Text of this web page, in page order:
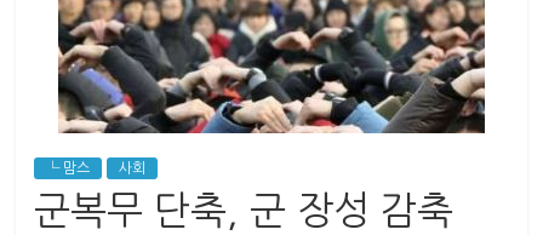
제
└ 맘스 사회
군복무 단축, 군 장성 감축